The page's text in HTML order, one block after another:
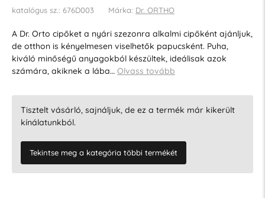
katalógus sz.: 676D003 Márka: Dr. ORTHO
A Dr. Orto cipőket a nyári szezonra alkalmi cipőként ajánljuk,
de otthon is kényelmesen viselhetők papucsként. Puha,
kiváló minőségű anyagokból készültek, ideálisak azok
számára, akiknek a lába… Olvass tovább
Tisztelt vásárló, sajnáljuk, de ez a termék már kikerült
kínálatunkból.
Tekintse meg a kategória többi termékét